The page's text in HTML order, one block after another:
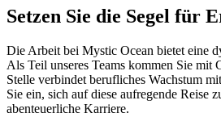
Setzen Sie die Segel für
Die Arbeit bei Mystic Ocean bietet eine
Als Teil unseres Teams kommen Sie
Stelle verbindet berufliches Wachstum
Sie ein, sich auf diese aufregende Reise
abenteuerliche Karriere.